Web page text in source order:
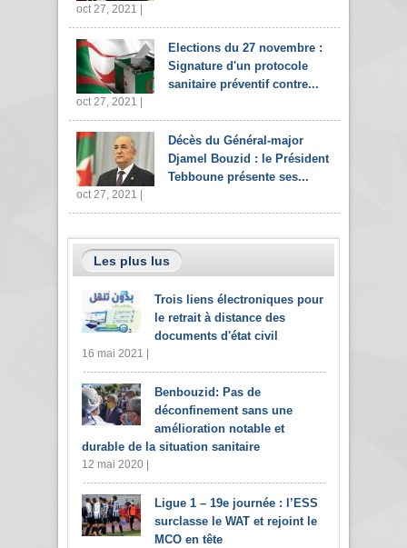
oct 27, 2021 |
Elections du 27 novembre :
Signature d'un protocole
sanitaire préventif contre...
oct 27, 2021 |
Décès du Général-major
Djamel Bouzid : le Président
Tebboune présente ses...
oct 27, 2021 |
Les plus lus
Trois liens électroniques pour
le retrait à distance des
documents d'état civil
16 mai 2021 |
Benbouzid: Pas de
déconfinement sans une
amélioration notable et
durable de la situation sanitaire
12 mai 2020 |
Ligue 1 – 19e journée : l’ESS
surclasse le WAT et rejoint le
MCO en tête